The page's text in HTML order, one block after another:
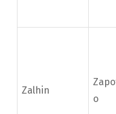
Zalhin
o